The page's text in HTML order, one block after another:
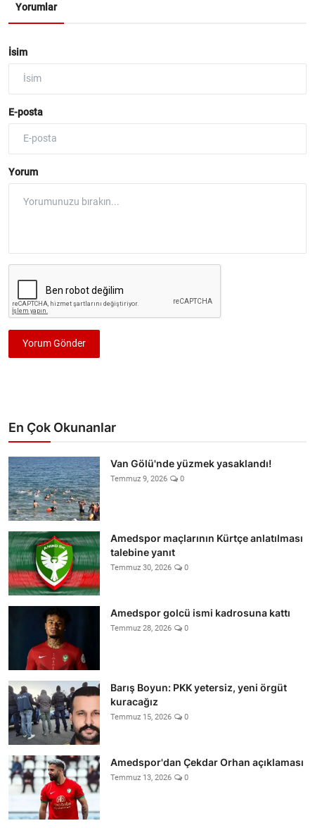
Yorumlar
İsim
E-posta
Yorum
Yorum Gönder
En Çok Okunanlar
Van Gölü'nde yüzmek yasaklandı!
Temmuz 9, 2026 0
Amedspor maçlarının Kürtçe anlatılması
talebine yanıt
Temmuz 30, 2026 0
Amedspor golcü ismi kadrosuna kattı
Temmuz 28, 2026 0
Barış Boyun: PKK yetersiz, yeni örgüt
kuracağız
Temmuz 15, 2026 0
Amedspor'dan Çekdar Orhan açıklaması
Temmuz 13, 2026 0